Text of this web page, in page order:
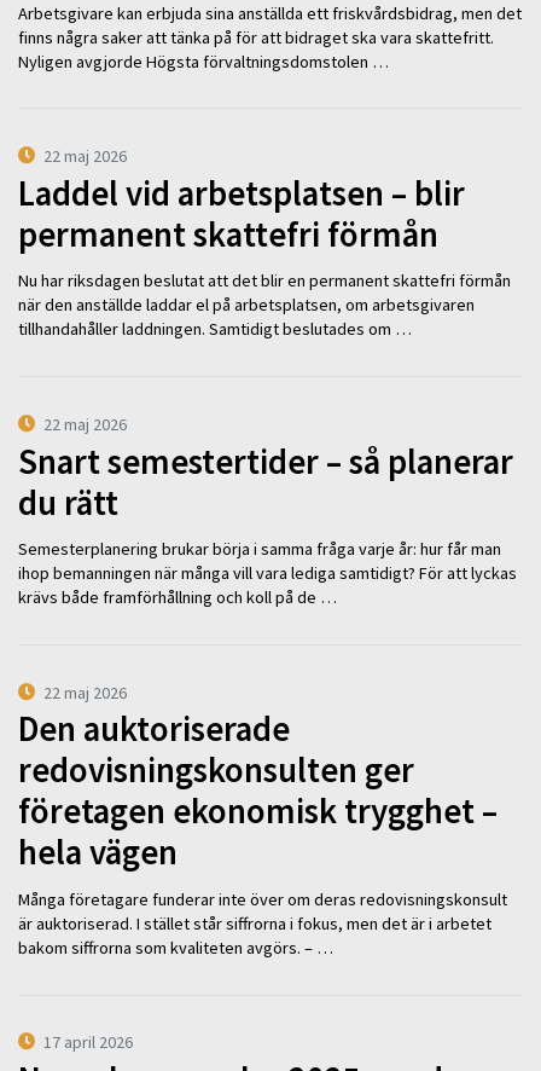
Arbetsgivare kan erbjuda sina anställda ett friskvårdsbidrag, men det
finns några saker att tänka på för att bidraget ska vara skattefritt.
Nyligen avgjorde Högsta förvaltningsdomstolen …
22 maj 2026
Laddel vid arbetsplatsen – blir
permanent skattefri förmån
Nu har riksdagen beslutat att det blir en permanent skattefri förmån
när den anställde laddar el på arbetsplatsen, om arbetsgivaren
tillhandahåller laddningen. Samtidigt beslutades om …
22 maj 2026
Snart semestertider – så planerar
du rätt
Semesterplanering brukar börja i samma fråga varje år: hur får man
ihop bemanningen när många vill vara lediga samtidigt? För att lyckas
krävs både framförhållning och koll på de …
22 maj 2026
Den auktoriserade
redovisningskonsulten ger
företagen ekonomisk trygghet –
hela vägen
Många företagare funderar inte över om deras redovisningskonsult
är auktoriserad. I stället står siffrorna i fokus, men det är i arbetet
bakom siffrorna som kvaliteten avgörs. – …
17 april 2026